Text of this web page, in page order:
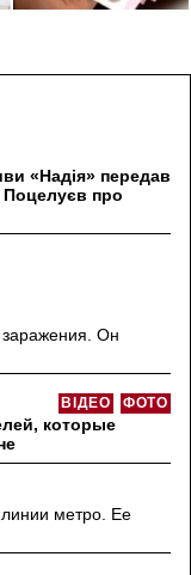
«Надія» передав
про
заражения. Он
ФОТО
ВІДЕО
которые
метро. Ее